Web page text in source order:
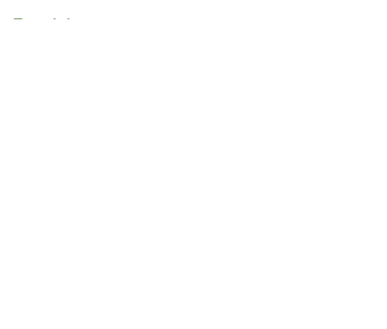
FamiliJa